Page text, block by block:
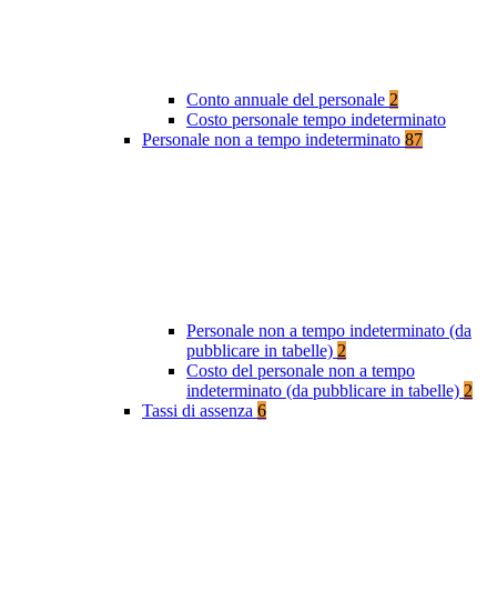
Conto annuale del personale 2
Costo personale tempo indeterminato
Personale non a tempo indeterminato 87
Personale non a tempo indeterminato (da
pubblicare in tabelle) 2
Costo del personale non a tempo
indeterminato (da pubblicare in tabelle) 2
Tassi di assenza 6